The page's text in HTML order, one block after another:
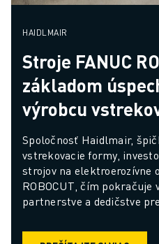
HAIDLMAIR
Stroje FANUC
základom
výrobcu
Spoločnosť Haidlmair,
vstrekovacie formy,
strojov na elektroerozívne
ROBOCUT, čím pokračuje
partnerstve a dedičstve